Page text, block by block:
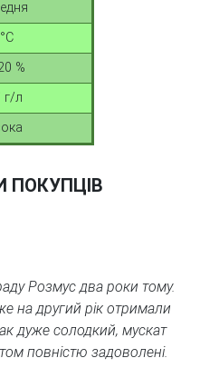
%
г/л
ПОКУПЦІВ
Розмус два роки тому.
на другий рік отримали
дуже солодкий, мускат
повністю задоволені.